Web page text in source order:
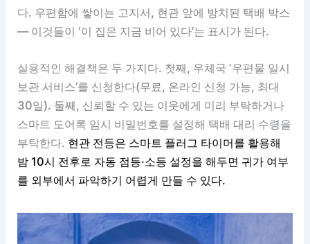
다. 우편함에 쌓이는 고지서, 현관 앞에 방치된 택배 박스
— 이것들이 ‘이 집은 지금 비어 있다’는 표시가 된다.
실용적인 해결책은 두 가지다. 첫째, 우체국 ‘우편물 일시
보관 서비스’를 신청한다(무료, 온라인 신청 가능, 최대
30일). 둘째, 신뢰할 수 있는 이웃에게 미리 부탁하거나
스마트 도어록 임시 비밀번호를 설정해 택배 대리 수령을
부탁한다. 현관 전등은 스마트 플러그 타이머를 활용해
밤 10시 전후로 자동 점등·소등 설정을 해두면 귀가 여부
를 외부에서 파악하기 어렵게 만들 수 있다.